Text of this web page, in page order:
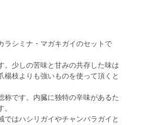
ラシミナ・マガキガイのセットで
。少しの苦味と甘みの共存した味は
枝よりも強いものを使って頂くと
称です。内臓に独特の辛味があるた
はハシリガイやチャンバラガイと